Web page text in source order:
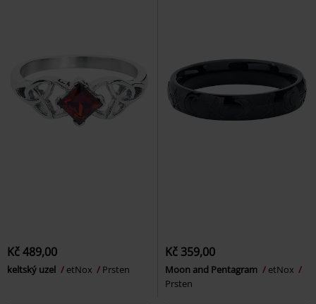
Kč 489,00
keltský uzel etNox Prsten
Kč 359,00
Moon and Pentagram
etNox
Prsten